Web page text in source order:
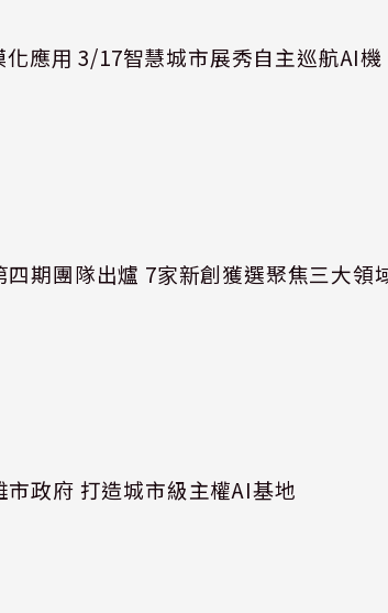
應用 3/17智慧城市展秀自主巡航AI機
期團隊出爐 7家新創獲選聚焦三大領
政府 打造城市級主權AI基地